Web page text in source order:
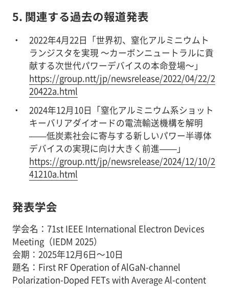
5. 関連する過去の報道発表
2022年4月22日「世界初、窒化アルミニウムト
ランジスタを実現 ～カーボンニュートラルに貢
献する次世代パワーデバイスの本命登場～」
https://group.ntt/jp/newsrelease/2022/04/22/2
20422a.html
2024年12月10日「窒化アルミニウム系ショット
キーバリアダイオードの電流輸送機構を解明
——低炭素社会に寄与する新しいパワー半導体
デバイスの実現に向け大きく前進——」
https://group.ntt/jp/newsrelease/2024/12/10/2
41210a.html
発表学会
学会名：71st IEEE International Electron Devices
Meeting（IEDM 2025）
会期：2025年12月6日～10日
題名：First RF Operation of AlGaN-channel
Polarization-Doped FETs with Average Al-content